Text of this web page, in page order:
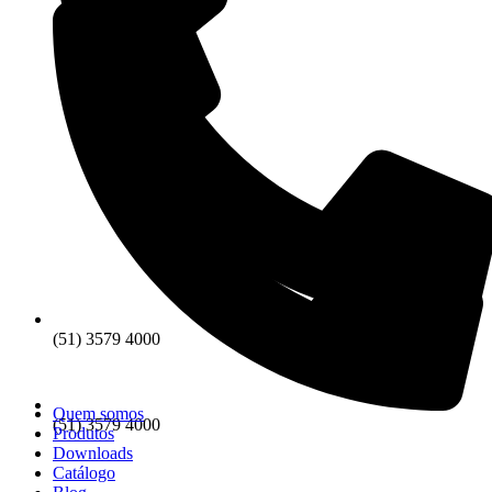
(51) 3579 4000
(51) 3579 4000
Quem somos
Produtos
Downloads
Catálogo